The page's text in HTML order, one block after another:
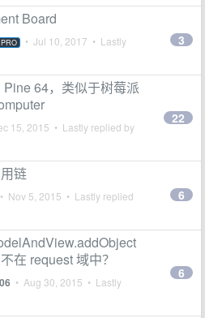
Board
PRO • Jul 10, 2017 • Lastly
3
64，类似于树莓派
15, 2015 • Lastly replied by
22
链
• Nov 5, 2015 • Lastly replied
6
在 request 域中？
• Aug 30, 2015 • Lastly
6